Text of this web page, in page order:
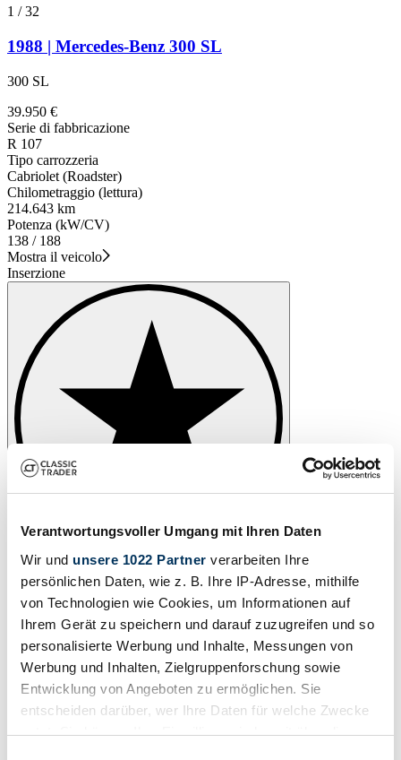
Verantwortungsvoller Umgang mit Ihren Daten
Wir und unsere 1022 Partner verarbeiten Ihre
persönlichen Daten, wie z. B. Ihre IP-Adresse, mithilfe
von Technologien wie Cookies, um Informationen auf
Ihrem Gerät zu speichern und darauf zuzugreifen und so
personalisierte Werbung und Inhalte, Messungen von
Werbung und Inhalten, Zielgruppenforschung sowie
Entwicklung von Angeboten zu ermöglichen. Sie
entscheiden darüber, wer Ihre Daten für welche Zwecke
nutzt. Sie können Ihre Einwilligung jederzeit über die
1 /32
1988 | Mercedes-Benz 300 SL
300 SL
39.950 €
Serie di fabbricazione
R 107
Tipo carrozzeria
Cabriolet (Roadster)
Chilometraggio (lettura)
214.643 km
Potenza (kW/CV)
138 / 188
Mostra il veicolo
Inserzione